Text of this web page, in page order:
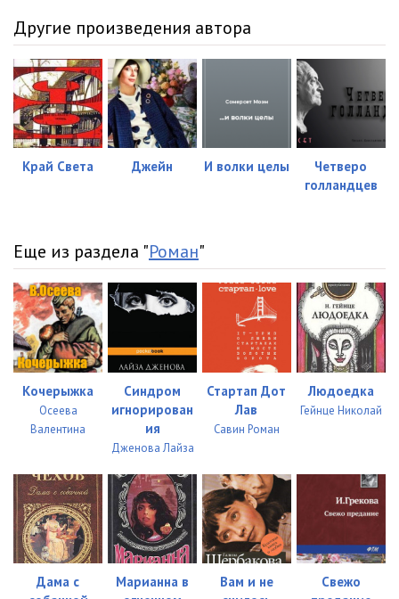
Другие произведения автора
Край Света Джейн И волки целы
Четверо
голландцев
Еще из раздела "Роман"
Кочерыжка
Осеева
Валентина
Синдром
игнорирован
ия
Дженова Лайза
Стартап Дот
Лав
Савин Роман
Людоедка
Гейнце Николай
Дама с
Марианна в
Вам и не
Свежо